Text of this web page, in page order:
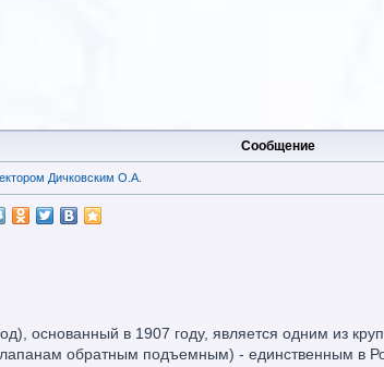
Сообщение
Дичковским О.А.
основанный в 1907 году, является одним из
обратным подъемным) - единственным в